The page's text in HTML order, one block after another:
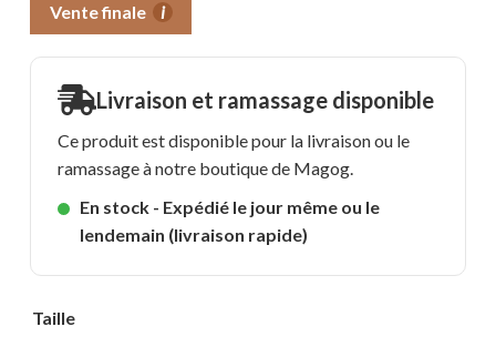
Vente finale i
Livraison et ramassage disponible
Ce produit est disponible pour la livraison ou le
ramassage à notre boutique de Magog.
En stock - Expédié le jour même ou le
lendemain (livraison rapide)
Taille